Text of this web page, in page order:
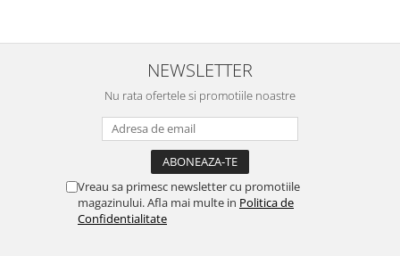
NEWSLETTER
Nu rata ofertele si promotiile noastre
Vreau sa primesc newsletter cu promotiile
magazinului. Afla mai multe in Politica de
Confidentialitate